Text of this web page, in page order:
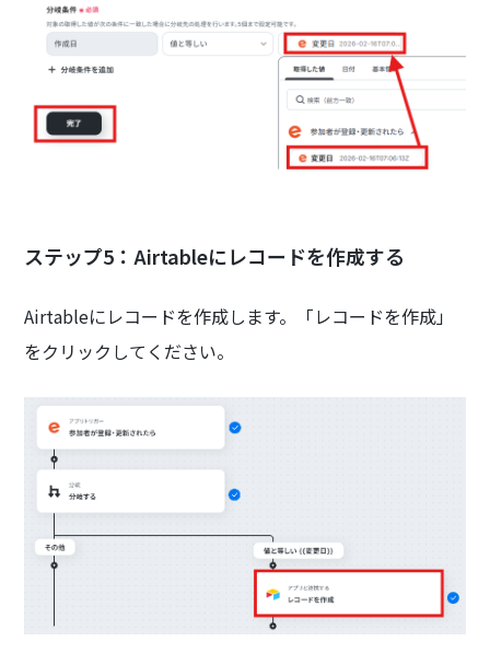
ステップ5：Airtableにレコードを作成する
Airtableにレコードを作成します。「レコードを作成」
をクリックしてください。